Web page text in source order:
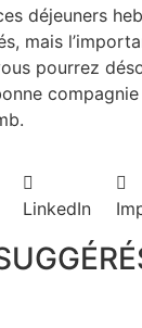
déjeuners
mais
pourrez
LinkedIn